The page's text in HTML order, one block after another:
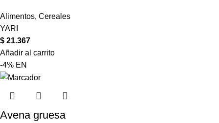
Alimentos, Cereales
YARI
$ 21.367
Añadir al carrito
-4% EN
Avena gruesa